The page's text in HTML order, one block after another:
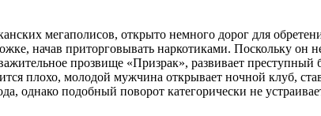
мегаполисов, открыто немного дорог для
начав приторговывать наркотиками. Поскольку он
прозвище «Призрак», развивает
плохо, молодой мужчина открывает ночной клуб,
однако подобный поворот категорически не